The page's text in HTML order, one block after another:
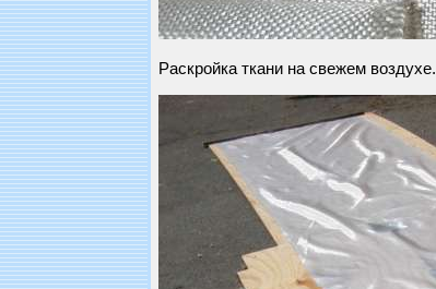
Раскройка ткани на свежем воздухе.